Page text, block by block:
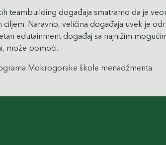
teambuilding događaja smatramo da je
ciljem. Naravno, veličina događaja uvek je
edutainment događaj sa najnižim
može pomoći.
Mokrogorske škole menadžmenta